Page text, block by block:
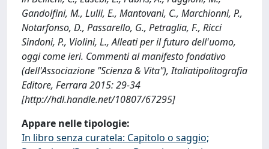
Gandolfini, M., Lulli, E., Mantovani, C., Marchionni, P.,
Notarfonso, D., Passarello, G., Petraglia, F., Ricci
Sindoni, P., Violini, L., Alleati per il futuro dell'uomo,
oggi come ieri. Commenti al manifesto fondativo
(dell'Associazione "Scienza & Vita"), Italiatipolitografia
Editore, Ferrara 2015: 29-34
[http://hdl.handle.net/10807/67295]
Appare nelle tipologie:
In libro senza curatela: Capitolo o saggio;